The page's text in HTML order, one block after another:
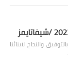
ل معرفة نتيجة الثانويه العامه 2022 بالتوفيق والنجاح لابنائنا